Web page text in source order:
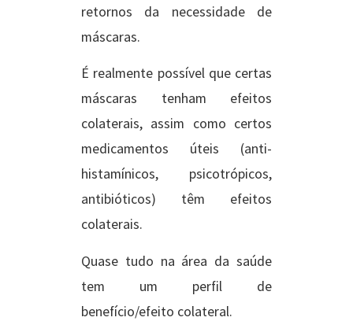
retornos da necessidade de
máscaras.
É realmente possível que certas
máscaras tenham efeitos
colaterais, assim como certos
medicamentos úteis (anti-
histamínicos, psicotrópicos,
antibióticos) têm efeitos
colaterais.
Quase tudo na área da saúde
tem um perfil de
benefício/efeito colateral.